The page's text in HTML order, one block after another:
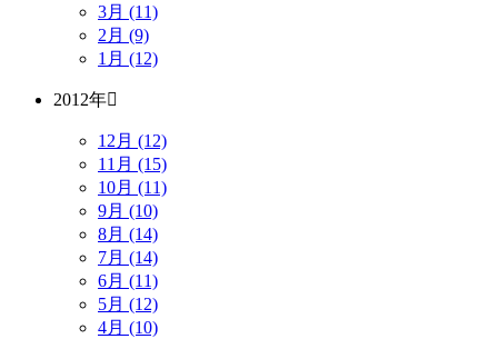
3月 (11)
2月 (9)
1月 (12)
2012年
12月 (12)
11月 (15)
10月 (11)
9月 (10)
8月 (14)
7月 (14)
6月 (11)
5月 (12)
4月 (10)